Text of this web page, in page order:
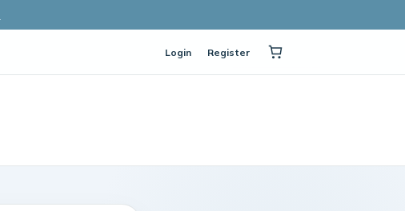
Login Register